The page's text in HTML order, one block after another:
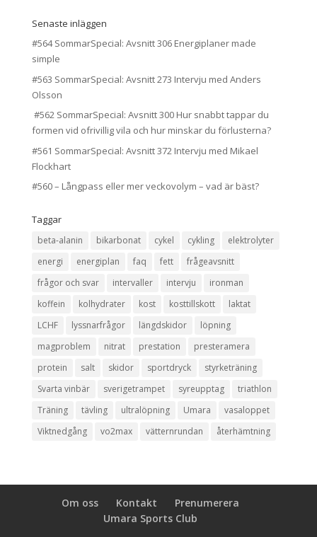
Senaste inläggen
#564 SommarSpecial: Avsnitt 306 Energiplaner made
simple
#563 SommarSpecial: Avsnitt 273 Intervju med Anders
Olsson
#562 SommarSpecial: Avsnitt 300 Hur snabbt tappar du
formen vid ofrivillig vila och hur minskar du förlusterna?
#561 SommarSpecial: Avsnitt 372 Intervju med Mikael
Flockhart
#560 – Långpass eller mer veckovolym – vad är bäst?
Taggar
beta-alanin bikarbonat cykel cykling
elektrolyter
energi
energiplan faq fett
frågeavsnitt
frågor och svar
intervaller intervju
ironman
koffein
kolhydrater kost kosttillskott
laktat
LCHF
lyssnarfrågor längdskidor
löpning
magproblem
nitrat prestation
presteramera
protein
salt skidor sportdryck
styrketräning
Svarta vinbär
sverigetrampet syreupptag
triathlon
Träning
tävling ultralöpning Umara
vasaloppet
Viktnedgång
vo2max vätternrundan återhämtning
Om oss Kontakt
Prenumerera
Umara Sports Club